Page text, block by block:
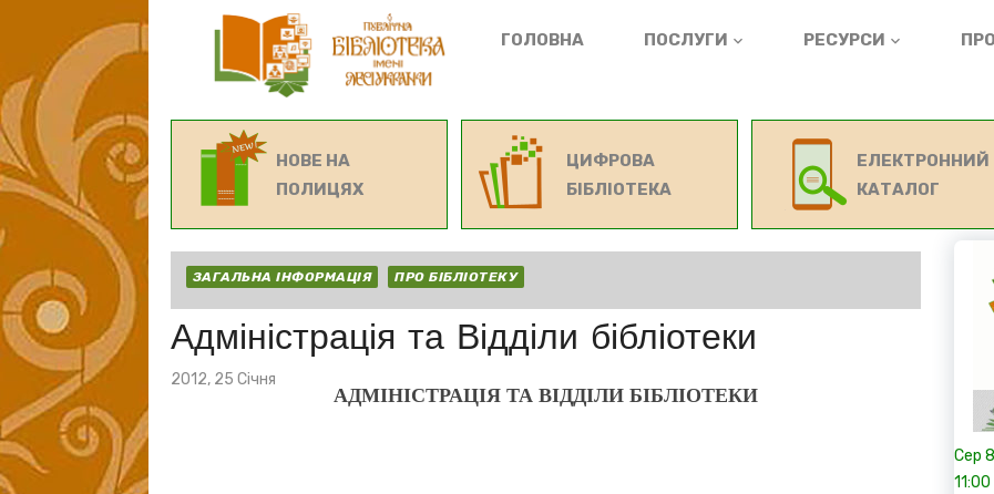
ГОЛОВНА ПОСЛУГИ РЕСУРСИ
НОВЕ НА
ПОЛИЦЯХ
ЦИФРОВА
БІБЛІОТЕКА
ЕЛЕКТРОННИЙ
КАТАЛОГ
ЗАГАЛЬНА ІНФОРМАЦІЯ ПРО БІБЛІОТЕКУ
Адміністрація та Відділи бібліотеки
Posted
2012, 25 Січня
АДМІНІСТРАЦІЯ ТА ВІДДІЛИ БІБЛІОТЕКИ
Сер8
11:00